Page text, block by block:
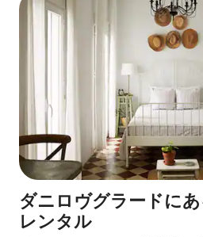
ダニロヴグラードに
レンタル